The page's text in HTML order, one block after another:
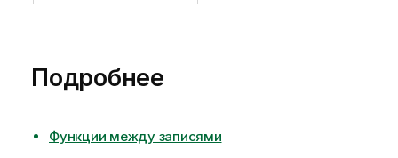
Подробнее
Функции между записями